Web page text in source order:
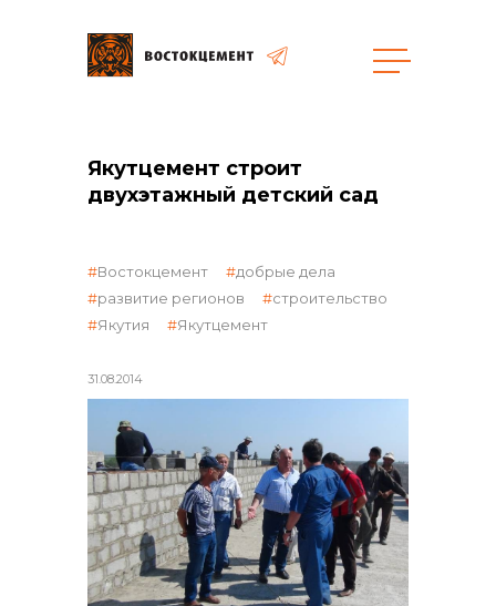
объявленные закупки
реализация неликвидов
контакты отдела закупок
Якутцемент строит
двухэтажный детский сад
31.08.2014
Востокцемент
добрые дела
развитие регионов
строительство
Якутия
Якутцемент